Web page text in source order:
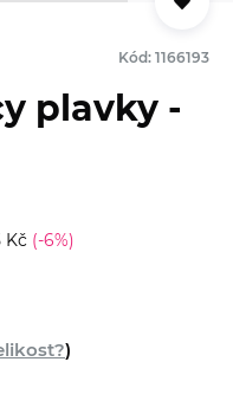
Kód: 1166193
plavky -
Kč (-6%)
)